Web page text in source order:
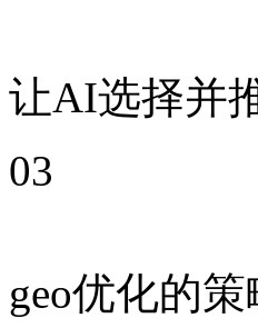
让AI选择并
03
geo优化的